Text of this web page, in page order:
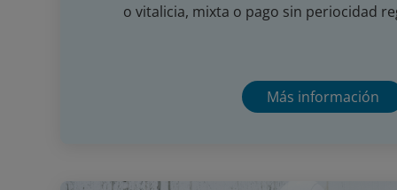
o vitalicia, mixta o pago sin periocidad
Más información